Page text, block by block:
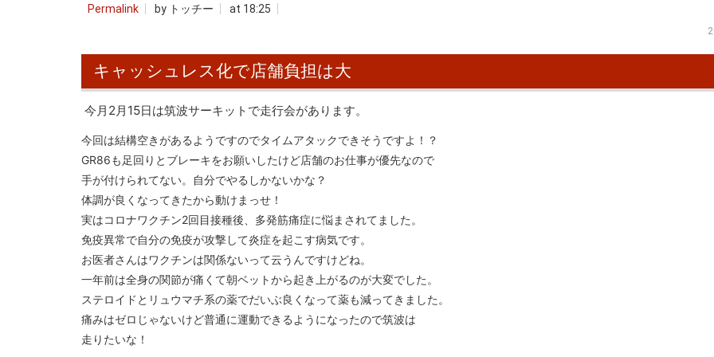
Permalink by トッチー at 18:25
キャッシュレス化で店舗負担は大
今月2月15日は筑波サーキットで走行会があります。
今回は結構空きがあるようですのでタイムアタックできそうですよ！？
GR86も足回りとブレーキをお願いしたけど店舗のお仕事が優先なので
手が付けられてない。自分でやるしかないかな？
体調が良くなってきたから動けまっせ！
実はコロナワクチン2回目接種後、多発筋痛症に悩まされてました。
免疫異常で自分の免疫が攻撃して炎症を起こす病気です。
お医者さんはワクチンは関係ないって云うんですけどね。
一年前は全身の関節が痛くて朝ベットから起き上がるのが大変でした。
ステロイドとリュウマチ系の薬でだいぶ良くなって薬も減ってきました。
痛みはゼロじゃないけど普通に運動できるようになったので筑波は
走りたいな！